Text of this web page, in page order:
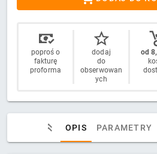
poproś o
fakturę
proforma
dodaj
do
obserwowan
ych
od
OPIS PARAMETRY